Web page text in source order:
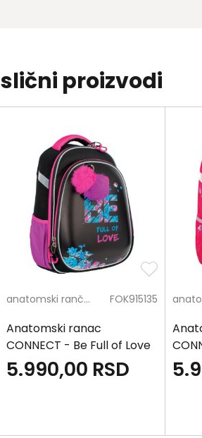
slični proizvodi
anatomski rančevi FOK915135
Anatomski ranac
CONNECT - Be Full of Love
5.990,00 RSD
Girl